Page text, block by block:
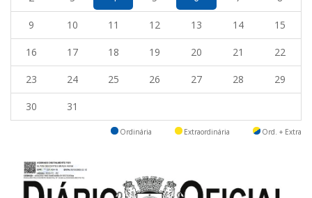
9 10 11 12 13 14 15
16 17 18 19 20 21 22
23 24 25 26 27 28 29
30 31
Ordinária Extraordinária Ord. + Extra